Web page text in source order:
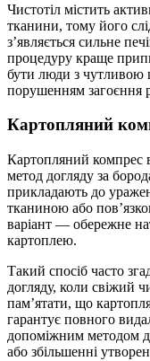
Чистотіл містить
тканини, тому його
з’являється сильне
процедуру краще
бути люди з чутливою
порушенням загоєння
Картопляний
Картопляний компрес
метод догляду за
прикладають до
тканиною або
варіант — обережне
картоплею.
Такий спосіб часто
догляду, коли свіжий
пам’ятати, що
гарантує повного
допоміжним методом
або збільшенні